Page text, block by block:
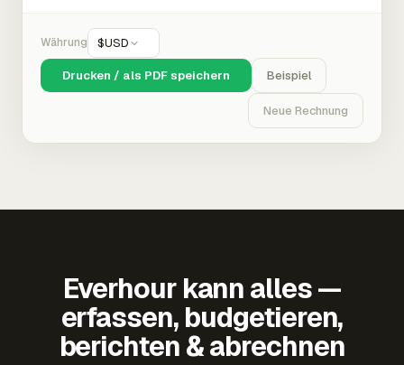
Währung $USD
Drucken / als PDF speichern Beispiel
Neue Rechnung
Everhour kann alles —
erfassen, budgetieren,
berichten & abrechnen